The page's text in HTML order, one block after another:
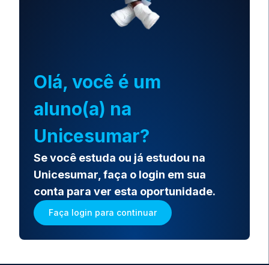
Olá, você é um
aluno(a) na
Unicesumar?
Se você estuda ou já estudou na
Unicesumar, faça o login em sua
conta para ver esta oportunidade.
Faça login para continuar